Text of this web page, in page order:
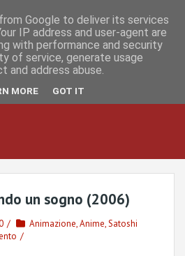
a
c
e
b
n
s
t
a
g
un sogno (2006)
Animazione,Anime,Satoshi
Google to deliver its services
IP address and user-agent are
with performance and security
of service, generate usage
address abuse.
MORE GOT IT